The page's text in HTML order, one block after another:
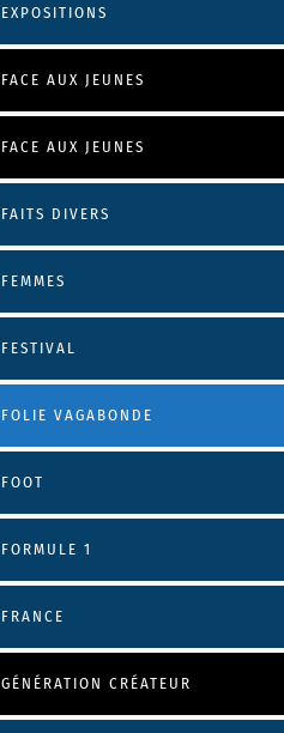
EXPOSITIONS
FACE AUX JEUNES
FACE AUX JEUNES
FAITS DIVERS
FEMMES
FESTIVAL
FOLIE VAGABONDE
FOOT
FORMULE 1
FRANCE
GÉNÉRATION CRÉATEUR